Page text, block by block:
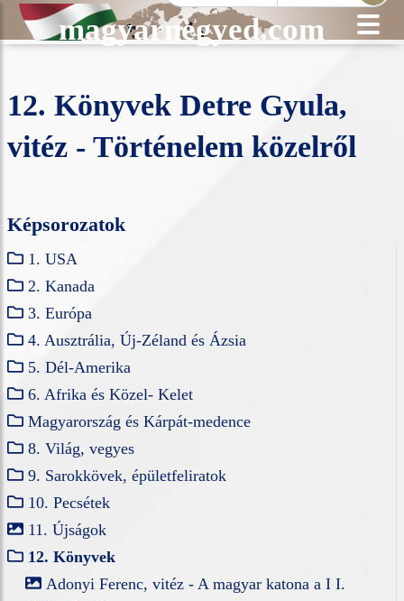
magyarnegyed.com
12. Könyvek Detre Gyula,
vitéz - Történelem közelről
Képsorozatok
1. USA
2. Kanada
3. Európa
4. Ausztrália, Új-Zéland és Ázsia
5. Dél-Amerika
6. Afrika és Közel- Kelet
Magyarország és Kárpát-medence
8. Világ, vegyes
9. Sarokkövek, épületfeliratok
10. Pecsétek
11. Újságok
12. Könyvek
Adonyi Ferenc, vitéz - A magyar katona a I I.